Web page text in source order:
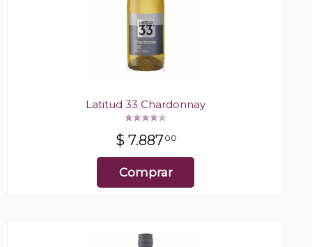
Latitud 33 Chardonnay
$ 7.88700
Comprar